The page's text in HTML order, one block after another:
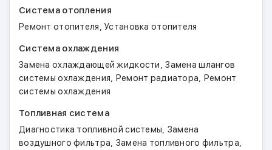
Система отопления
Ремонт отопителя,Установка отопителя
Система охлаждения
Замена охлаждающей жидкости,Замена шлангов
системы охлаждения, Ремонт радиатора, Ремонт
системы охлаждения
Топливная система
Диагностика топливной системы, Замена
воздушного фильтра, Замена топливного фильтра,